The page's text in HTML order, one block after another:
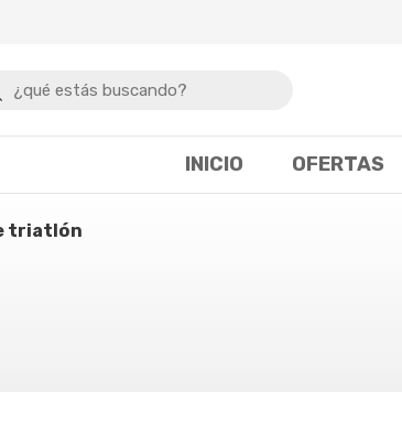
Buscar
INICIO OFERTAS
triatlón